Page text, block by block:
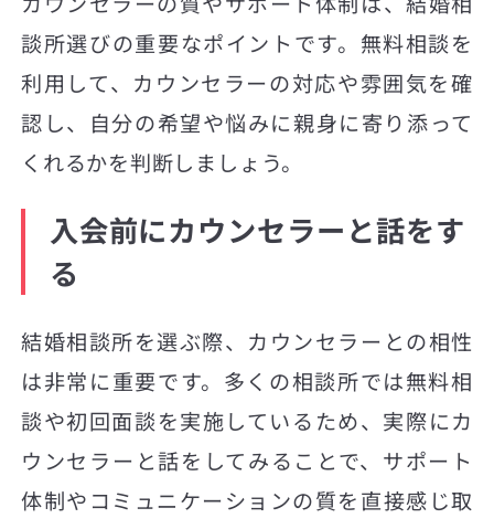
談所選びの重要なポイントです。無料相談を
利用して、カウンセラーの対応や雰囲気を確
認し、自分の希望や悩みに親身に寄り添って
くれるかを判断しましょう。
入会前にカウンセラーと話をす
る
結婚相談所を選ぶ際、カウンセラーとの相性
は非常に重要です。多くの相談所では無料相
談や初回面談を実施しているため、実際にカ
ウンセラーと話をしてみることで、サポート
体制やコミュニケーションの質を直接感じ取